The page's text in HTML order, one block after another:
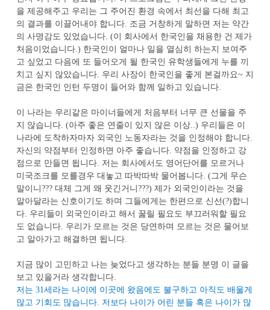
을 제공해주고 우리는 그 주어진 환경 속에서 최선을 다해 최고
의 결과를 이끌어내야 합니다. 조금 거창하게 말하면 저는 약간
의 사명감도 있었습니다. (이 회사에서 한국인을 채용한 건 제가
처음이었습니다.) 한국인이 얼마나 일을 열심히 하는지 보여주
고 싶었고 다음에 또 들어오게 될 한국인 유학생들에게 누를 끼
치고 싶지 않았습니다. 우리 사장이 한국인을 좋게 본걸까요~ 지
금은 한국인 인턴 두명이 들어와 함께 일하고 있습니다.
이 나라는 우리같은 마이너들에게 처음부터 너무 큰 선물을 주
지 않습니다. (아주 좋은 연줄이 있지 않은 이상..) 우리들은 이
나라에 도착하자마자 외국인 노동자라는 것을 인정해야 합니다.
자신의 약점부터 인정하면 아주 좋습니다. 약점을 인정하고 강
점으로 만들면 됩니다. 저는 회사에서도 영어단어를 모르거나
미국조크를 모를경우 대놓고 따박따박 물어봅니다. (그게 무슨
말이니 ??? 대체 그게 왜 웃긴거니 ???) 제가 외국인이라는 것을
알아달라는 신호이기도 하며 그들에게는 한편으로 신선(?)합니
다. 우리들이 외국인이라고 해서 꿇릴 필요도 부끄러워할 필요
도 없습니다. 우리가 모르는 것은 당연하며 모르는 것은 물어보
고 알아가고 해결하면 됩니다.
지금 많이 고민하고 나는 늦었다고 생각하는 분들 분명 이 글을
보고 있을거라 생각합니다.
저는 31세라는 나이에 이곳에 왔음에도 불구하고 아직도 배울게
많고 기회도 많습니다. 저보다 나이가 어린 분들 혹은 나이가 많